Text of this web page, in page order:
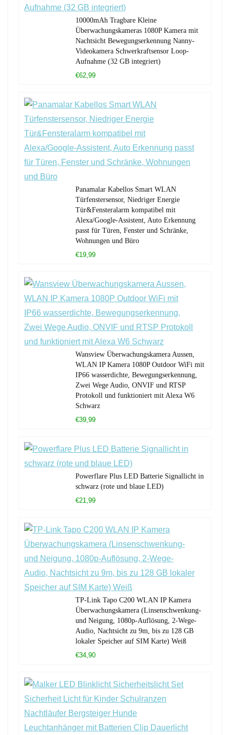
10000mAh Tragbare Kleine
Überwachungskameras 1080P Kamera mit
Nachtsicht Bewegungserkennung Nanny-
Videokamera Schwerkraftsensor Loop-
Aufnahme (32 GB integriert)
€62,99
Panamalar Kabellos Smart WLAN
Türfenstersensor, Niedriger Energie
Tür&Fensteralarm kompatibel mit
Alexa/Google-Assistent, Auto Erkennung
passt für Türen, Fenster und Schränke,
Wohnungen und Büro
€19,99
Wansview Überwachungskamera Aussen,
WLAN IP Kamera 1080P Outdoor WiFi mit
IP66 wasserdichte, Bewegungserkennung,
Zwei Wege Audio, ONVIF und RTSP
Protokoll und funktioniert mit Alexa W6
Schwarz
€39,99
Powerflare Plus LED Batterie Signallicht in
schwarz (rote und blaue LED)
€21,99
TP-Link Tapo C200 WLAN IP Kamera
Überwachungskamera (Linsenschwenkung-
und Neigung, 1080p-Auflösung, 2-Wege-
Audio, Nachtsicht zu 9m, bis zu 128 GB
lokaler Speicher auf SIM Karte) Weiß
€34,90